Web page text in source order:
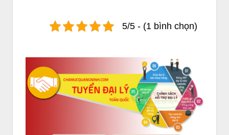
5/5 - (1 bình chọn)